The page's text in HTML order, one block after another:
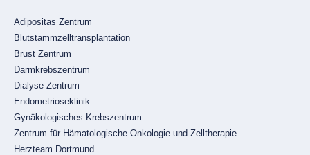
Navigation
überspringen
Adipositas Zentrum
Blutstammzelltransplantation
Brust Zentrum
Darmkrebszentrum
Dialyse Zentrum
Endometrioseklinik
Gynäkologisches Krebszentrum
Zentrum für Hämatologische Onkologie und Zelltherapie
Herzteam Dortmund